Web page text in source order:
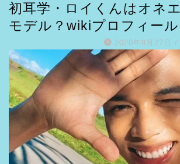
初耳学・ロイくんはオネ
モデル？wikiプロフィール
2020年8月27日 /